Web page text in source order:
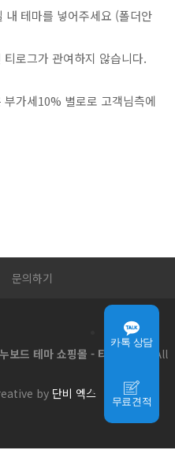
카톡 상담
무료견적
테마를 넣어주세요 (폴더안
로그가 관여하지 않습니다.
가세10% 별로로 고객님측에
문의하기
보드 테마 쇼핑몰 - 티로그몰 All
by 단비 엑스